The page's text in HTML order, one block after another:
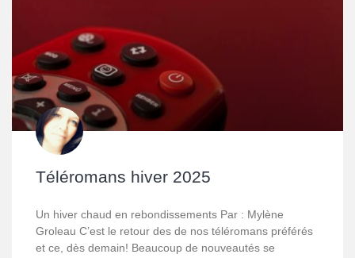
Téléromans hiver 2025
Un hiver chaud en rebondissements Par : Mylène
Groleau C’est le retour des de nos téléromans préférés
et ce, dès demain! Beaucoup de nouveautés se